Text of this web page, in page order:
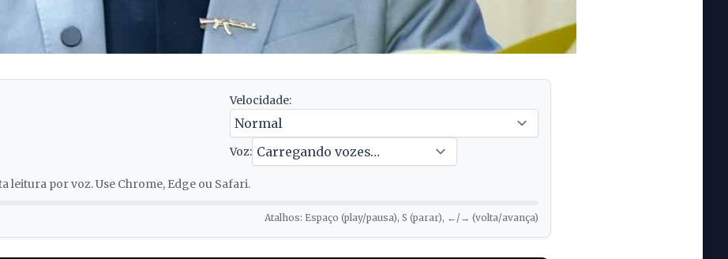
Velocidade:
Voz:
leitura por voz. Use Chrome, Edge ou Safari.
Atalhos: Espaço (play/pausa), S (parar), ←/→ (volta/avança)